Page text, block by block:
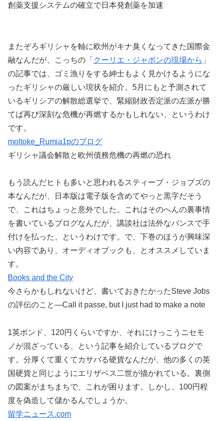
創薬支援システムの確立で日本発創薬を加速
またぞろギリシャを軸に欧州がキナ臭くなってきた国際金
融なんだが、こっちの「 クーリエ・ジャポンの現場から 」
の記事では、ゴミ漁りをする紳士もよく見かけるようにな
ったギリシャの厳しい現状を紹介。5月にもと予測されて
いるギリシアの解散総選挙で、緊縮財政否定派の左派が勝
てば再び深刻な危機が再燃するかもしれない、というわけ
です。
moltoke_Rumia1pのブログ
ギリシャ議会解散と欧州債務危機の再燃の恐れ
もう読んだヒトも多いと思われるスティーブ・ジョブズの
本なんだが、日本版は電子版を含めてやっと黒字だそう
で、これはちょっと意外でした。これはそのへんの裏事情
を書いているブログなんだが、講談社は法外なバンスで手
付けを払った、というわけです。で、下巻のほうが興味深
い内容であり、オーディオブックも、とオススメしていま
す。
Books and the City
今さらかもしれないけど、書いておきたかったSteve Jobs
の評伝のこと—Call it passe, but I just had to make a note
1英ポンド、120円くらいですか、それにけっこうニセモ
ノが混ざっている、という記事を紹介しているブログで
す。分厚くて重くてカサバる硬貨なんだが、他の多くの英
国硬貨と同じようにエリザベス二世が描かれている。裏側
の図案がまちまちで、これが困ります。しかし、100円程
度を偽造して儲かるんでしょうか。
留学ニュース.com